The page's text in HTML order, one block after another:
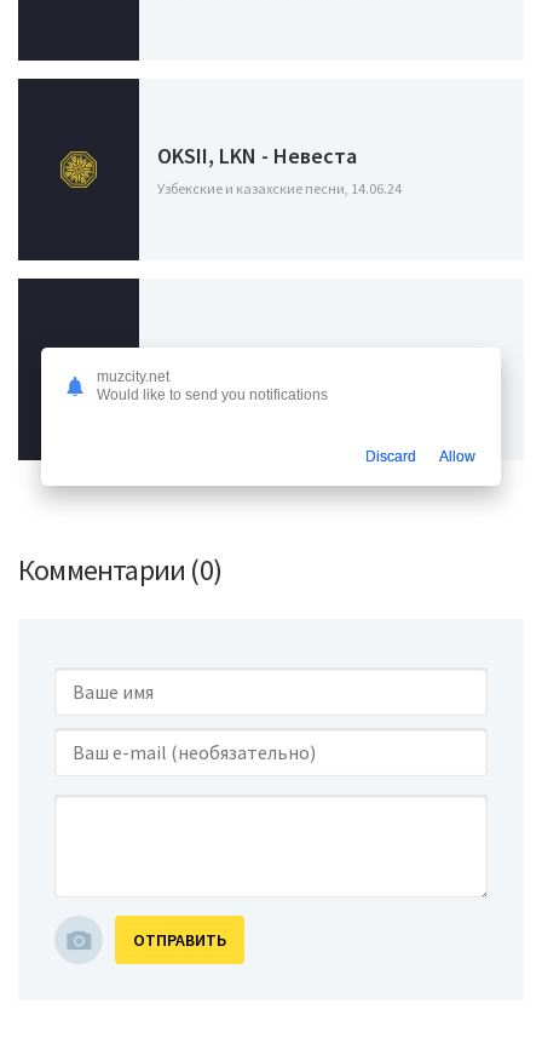
OKSII, LKN - Невеста
Узбекские и казахские песни, 14.06.24
Узбекские и казахские песни, 10.05.24
Комментарии (0)
ОТПРАВИТЬ
muzcity.net
Would like to send you notifications
Discard Allow